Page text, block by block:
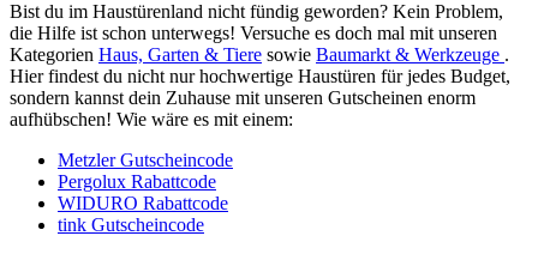
Bist du im Haustürenland nicht fündig geworden? Kein Problem,
die Hilfe ist schon unterwegs! Versuche es doch mal mit unseren
Kategorien Haus, Garten & Tiere sowie Baumarkt & Werkzeuge .
Hier findest du nicht nur hochwertige Haustüren für jedes Budget,
sondern kannst dein Zuhause mit unseren Gutscheinen enorm
aufhübschen! Wie wäre es mit einem:
Metzler Gutscheincode
Pergolux Rabattcode
WIDURO Rabattcode
tink Gutscheincode